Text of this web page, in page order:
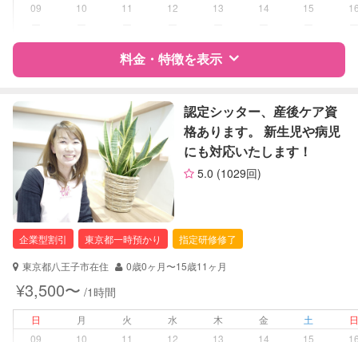
09
10 11 12 13 14 15
料金・特徴を表示
特徴 レビュー
サポートの特徴
資格
自治体届出済ベビーシッター
保育士
幼稚園教諭
整理収納アドバイザー1級
夜間対応
お泊まり保育
認定シッター、産後ケア資
格あります。 新生児や病児
にも対応いたします！
5.0 (1029回)
企業型割引 東京都一時預かり
指定研修修了
東京都八王子市在住
0歳0ヶ月〜15歳11ヶ月
¥3,500〜 /1時間
日 月 火 水 木 金 土
09
10 11 12 13 14 15